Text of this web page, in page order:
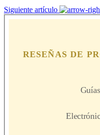
Siguiente artículo